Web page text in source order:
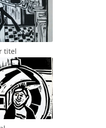
titel